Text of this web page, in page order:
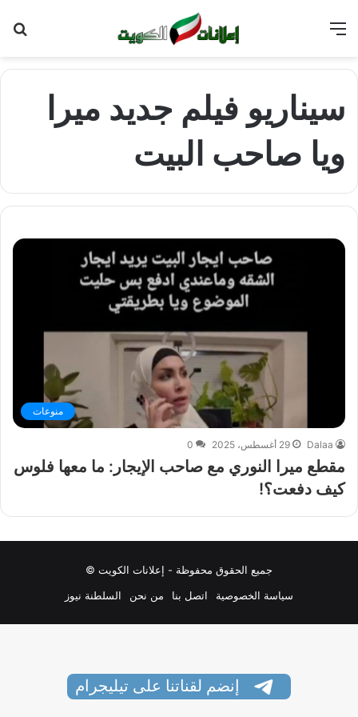
سيناريو فيلم جديد ميرا
ويا صاحب البيت
منوعات
Dalaa 29 أغسطس، 2025 0
مقطع ميرا النوري مع صاحب الإيجار: ما معها فلوس
كيف دفعت؟!
جميع الحقوق محفوظة - إعلانات الكويت ©
سياسة الخصوصية
اتصل بنا من نحن السلطنة نيوز
إنضم لقناتنا على تيليجرام